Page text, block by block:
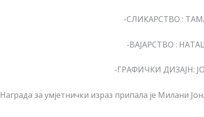
-СЛИКАРСТВО :
-ВАЈАРСТВО :
-ГРАФИЧКИ ДИЗАЈН:
Награда за умјетнички израз припала је Милани